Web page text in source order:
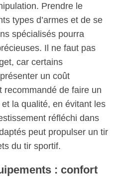
Prendre le
types d’armes et de se
spécialisés pourra
Il ne faut pas
car certains
un coût
recommandé de faire un
la qualité, en évitant les
réfléchi dans
peut propulser un tir
du tir sportif.
: confort